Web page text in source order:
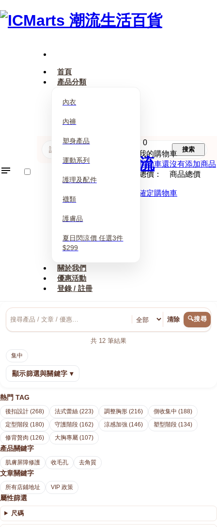
首頁
產品分類
內衣
內褲
塑身產品
運動系列
護理及配件
襪類
護膚品
夏日閃涼價 任選3件
$299
關於我們
優惠活動
登錄 / 註冊
0
我的購物車
購物車還沒有添加商品
總價： 商品總價
確定購物車
搜索
清除 🔍搜尋
共 12 筆結果
集中
顯示篩選與關鍵字 ▾
熱門 TAG
後扣設計 (268) 法式蕾絲 (223) 調整胸形 (216)
側收集中 (188)
定型階段 (180)
守護階段 (162) 涼感加強 (146)
塑型階段 (134)
修背贅肉 (126)
大胸專屬 (107)
產品關鍵字
肌膚屏障修護 收毛孔 去角質
文章關鍵字
所有店鋪地址 VIP 政策
屬性篩選
尺碼